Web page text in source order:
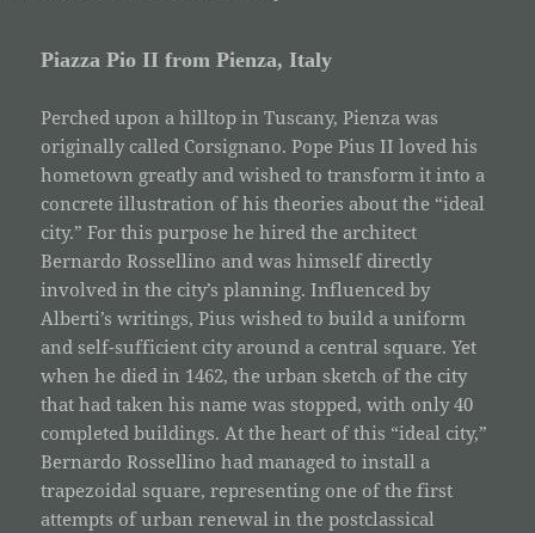
Piazza Pio II from Pienza, Italy
Perched upon a hilltop in Tuscany, Pienza was
originally called Corsignano. Pope Pius II loved his
hometown greatly and wished to transform it into a
concrete illustration of his theories about the “ideal
city.” For this purpose he hired the architect
Bernardo Rossellino and was himself directly
involved in the city’s planning. Influenced by
Alberti’s writings, Pius wished to build a uniform
and self-sufficient city around a central square. Yet
when he died in 1462, the urban sketch of the city
that had taken his name was stopped, with only 40
completed buildings. At the heart of this “ideal city,”
Bernardo Rossellino had managed to install a
trapezoidal square, representing one of the first
attempts of urban renewal in the postclassical